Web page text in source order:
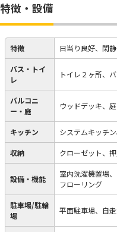
特徴・設備
特徴 日当り良好、閑
バス・トイ
レ
トイレ２ヶ所、
バルコニ
ー・庭
ウッドデッキ、庭
キッチン システムキッチ
収納 クローゼット、
設備・機能
室内洗濯機置場
フローリング
駐車場/駐輪
場
平面駐車場、自